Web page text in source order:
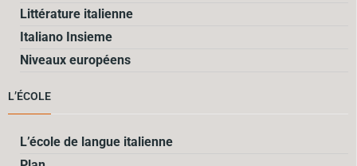
Littérature italienne
Italiano Insieme
Niveaux européens
L’ÉCOLE
L’école de langue italienne